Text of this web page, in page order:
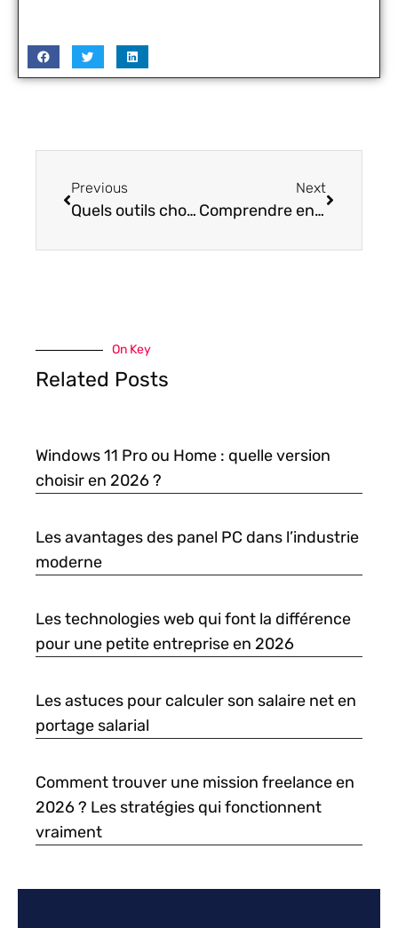
Previous
Quels outils choisir pour prospecter efficacement sur internet en 2020 ?
Next
Comprendre enfin la différence entre wordpress.org et wordpress.com
On Key
Related Posts
Windows 11 Pro ou Home : quelle version
choisir en 2026 ?
Les avantages des panel PC dans l’industrie
moderne
Les technologies web qui font la différence
pour une petite entreprise en 2026
Les astuces pour calculer son salaire net en
portage salarial
Comment trouver une mission freelance en
2026 ? Les stratégies qui fonctionnent
vraiment